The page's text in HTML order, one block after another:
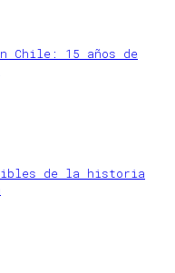
Chile: 15 años de
de la historia